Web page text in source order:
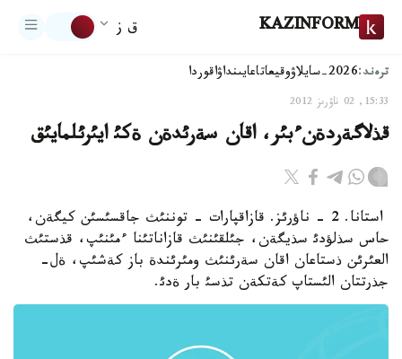
KAZINFORM ق ز
ترەند:2026-سايلاۋ وقيعاتاعايىنداۋاقوردا
15:33, 02 ناۋرىز 2012
قذلاگةردةنءبئر، اقان سةرئدةن ةكئ ايئرئلمايئق
استانا. 2 - ناؤرئز. قازاقپارات - توننئث جاقسئسئن كيگةن،
حاس سذلؤدئ سذيگةن، جئلقئنئث قازاناتئنا ءمئنئپ، قذستئث
العئرئن ذستاعان اقان سةرئنئث ومئرئندة باز كةشئپ، ةل-
جذرتتان الئستاپ كةتكةن تذسئ بار ةدئ.